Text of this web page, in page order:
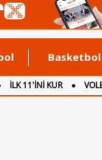
Basketbol
İLK 11'İNİ KUR
İNGİLTERE